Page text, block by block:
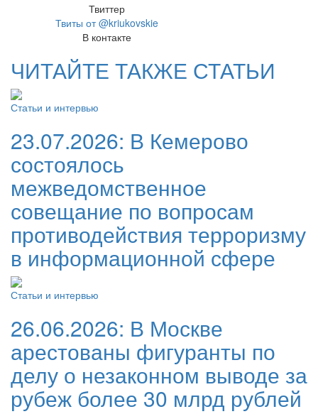
Твиттер
Твиты от @kriukovskie
В контакте
ЧИТАЙТЕ ТАКЖЕ СТАТЬИ
Статьи и интервью
23.07.2026: В Кемерово
состоялось
межведомственное
совещание по вопросам
противодействия терроризму
в информационной сфере
Статьи и интервью
26.06.2026: В Москве
арестованы фигуранты по
делу о незаконном выводе за
рубеж более 30 млрд рублей